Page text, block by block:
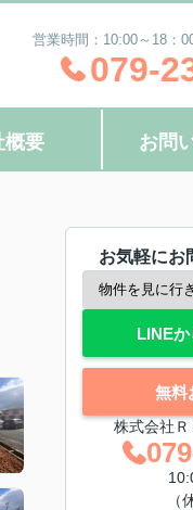
営業時間：10:00～18：
079-
概要 お問
お気軽にお
LINE
無料
株式会社
（